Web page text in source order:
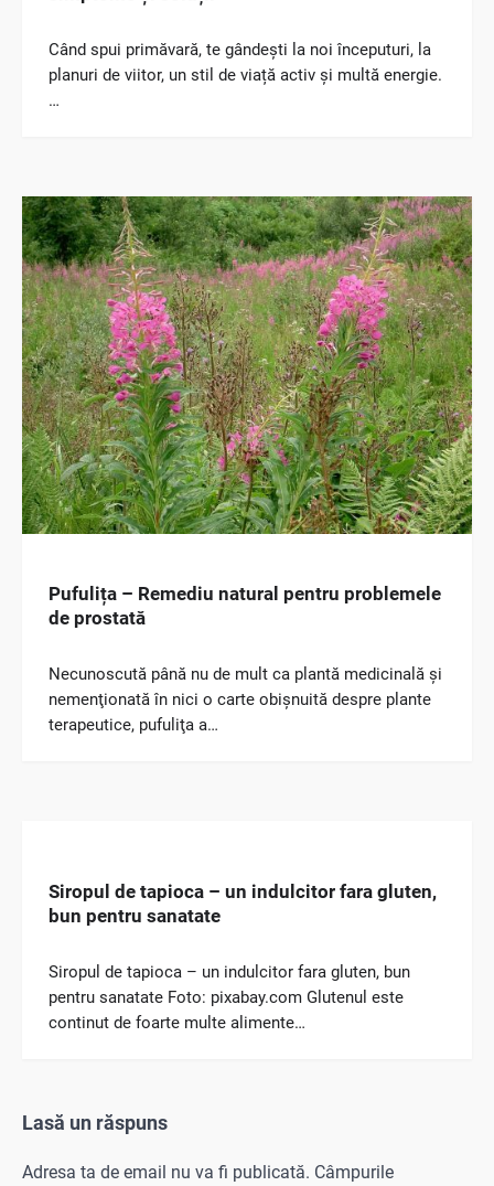
Când spui primăvară, te gândești la noi începuturi, la
planuri de viitor, un stil de viață activ și multă energie.
…
Pufulița – Remediu natural pentru problemele
de prostată
Necunoscută până nu de mult ca plantă medicinală şi
nemenţionată în nici o carte obişnuită despre plante
terapeutice, pufuliţa a…
Siropul de tapioca – un indulcitor fara gluten,
bun pentru sanatate
Siropul de tapioca – un indulcitor fara gluten, bun
pentru sanatate Foto: pixabay.com Glutenul este
continut de foarte multe alimente…
Lasă un răspuns
Adresa ta de email nu va fi publicată. Câmpurile